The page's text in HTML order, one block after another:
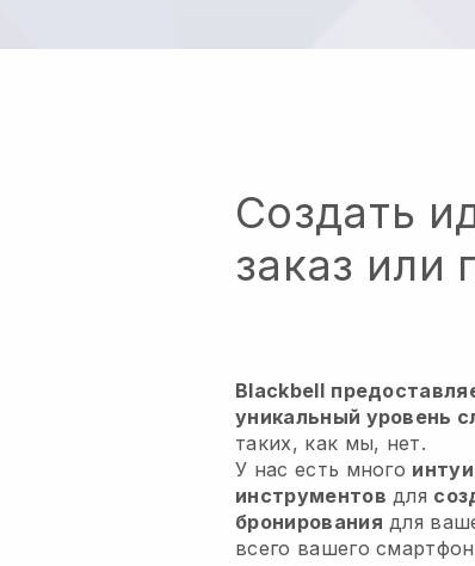
Создать
заказ или
Blackbell
уникальный уровень
таких, как мы, нет.
У нас есть много
инструментов для
бронирования для
всего вашего